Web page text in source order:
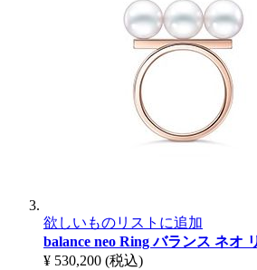
欲しいものリストに追加
balance neo Ringバランス ネオ
¥ 530,200 (税込)